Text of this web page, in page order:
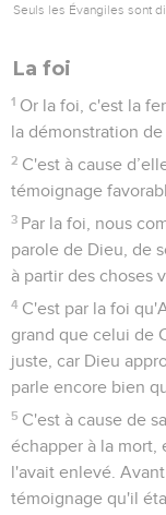
Seuls les Évangiles sont
La foi
1 Or la foi, c'est la
la démonstration
2 C'est à cause
témoignage
3 Par la foi, nous
parole de Dieu, de
à partir des choses
4 C'est par la foi
grand que celui de
juste, car Dieu
parle encore bien
5 C'est à cause de
échapper à la mort,
l'avait enlevé.
témoignage qu'il